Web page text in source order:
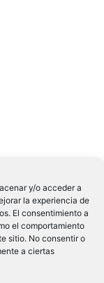
y/o acceder a
la experiencia de
El consentimiento a
el comportamiento
sitio. No consentir o
a ciertas